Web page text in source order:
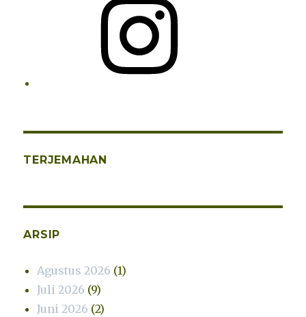
TERJEMAHAN
ARSIP
Agustus 2026 (1)
Juli 2026 (9)
Juni 2026 (2)